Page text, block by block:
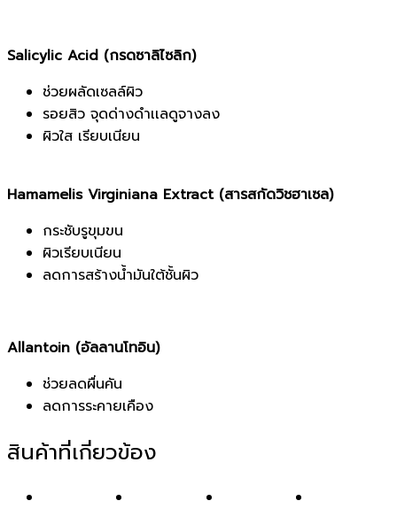
Salicylic Acid (กรดซาลิไซลิก)
ช่วยผลัดเซลล์ผิว
รอยสิว จุดด่างดำเเลดูจางลง
ผิวใส เรียบเนียน
Hamamelis Virginiana Extract (สารสกัดวิชฮาเซล)
กระชับรูขุมขน
ผิวเรียบเนียน
ลดการสร้างน้ำมันใต้ชั้นผิว
Allantoin (อัลลานโทอิน)
ช่วยลดผื่นคัน
ลดการระคายเคือง
สินค้าที่เกี่ยวข้อง